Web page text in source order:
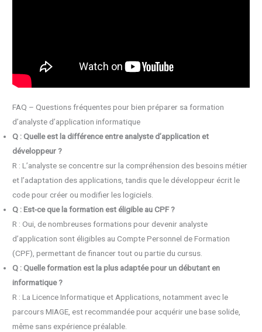
FAQ – Questions fréquentes pour bien préparer sa formation
d’analyste d’application informatique
Q : Quelle est la différence entre analyste d’application et
développeur ?
R : L’analyste se concentre sur la compréhension des besoins métier
et l’adaptation des applications, tandis que le développeur écrit le
code pour créer ou modifier les logiciels.
Q : Est-ce que la formation est éligible au CPF ?
R : Oui, de nombreuses formations pour devenir analyste
d’application sont éligibles au Compte Personnel de Formation
(CPF), permettant de financer tout ou partie du cursus.
Q : Quelle formation est la plus adaptée pour un débutant en
informatique ?
R : La Licence Informatique et Applications, notamment avec le
parcours MIAGE, est recommandée pour acquérir une base solide,
même sans expérience préalable.